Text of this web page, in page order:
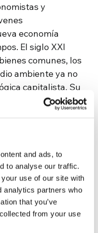
and ads, to
to analyse our traffic.
use of our site with
analytics partners who
that you’ve
from your use
y
economía
El siglo XXI
comunes, los
ambiente ya no
capitalista. Su
del
cuidar del planeta,
Luigino Bruni,
que el miércoles
lección titulada
«Con el tercer
Bruni- hemos
era de los bienes
dueños y